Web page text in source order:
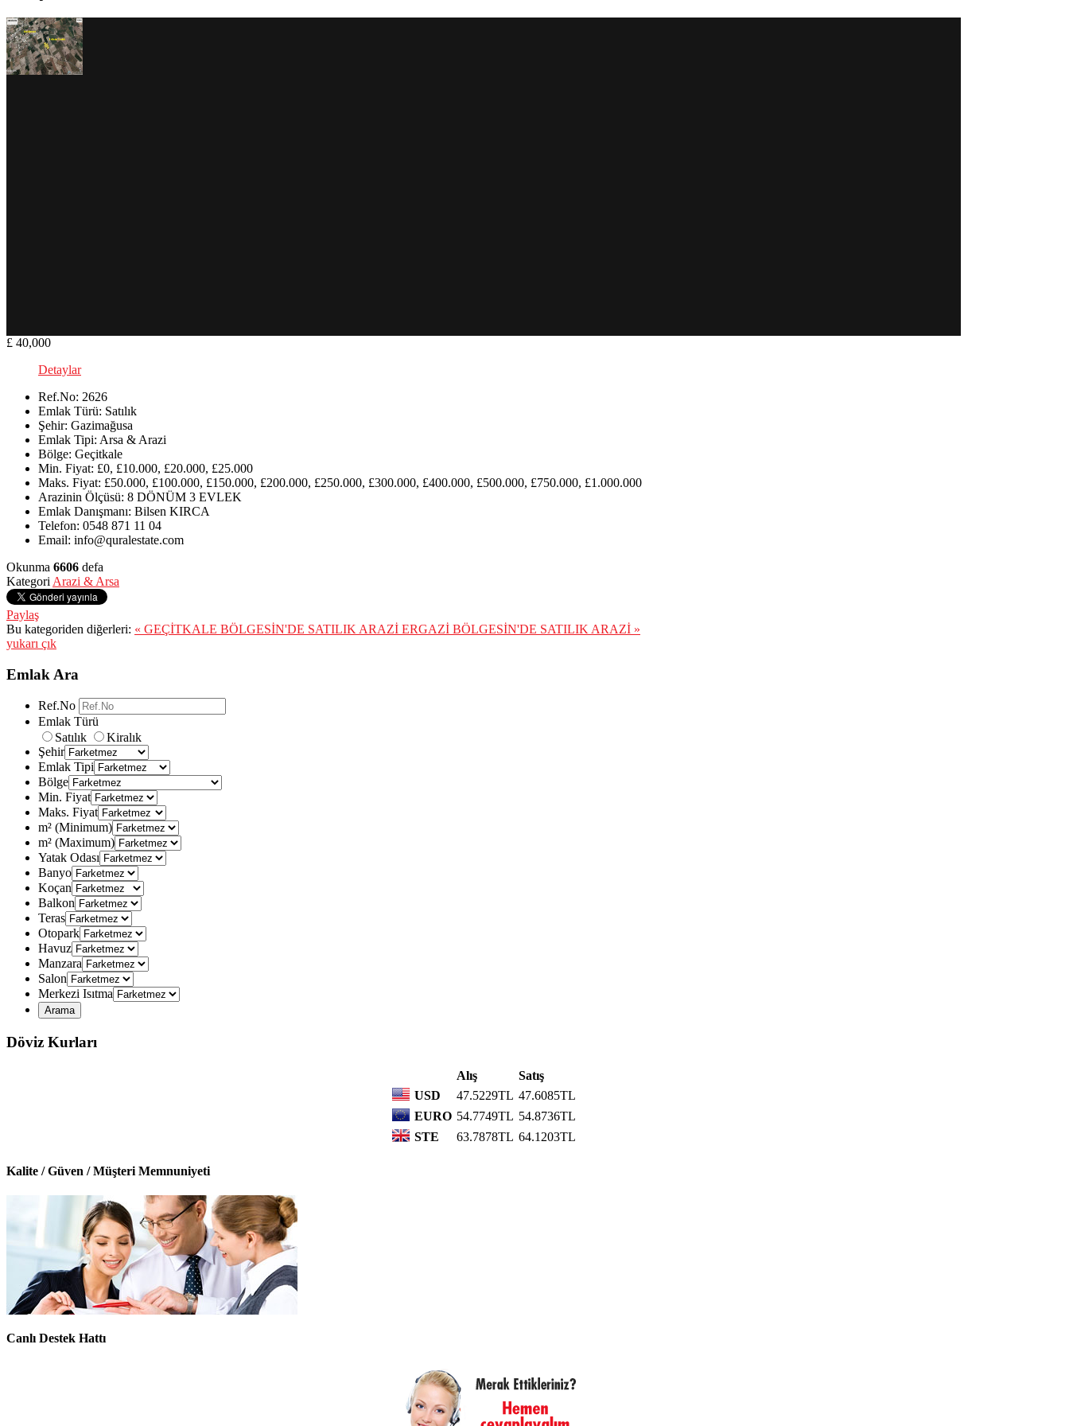
£ 40,000
Detaylar
Ref.No: 2626
Emlak Türü: Satılık
Şehir: Gazimağusa
Emlak Tipi: Arsa & Arazi
Bölge: Geçitkale
Min. Fiyat: £0, £10.000, £20.000, £25.000
Maks. Fiyat: £50.000, £100.000, £150.000, £200.000, £250.000, £300.000, £400.000, £500.000, £750.000, £1.000.000
Arazinin Ölçüsü: 8 DÖNÜM 3 EVLEK
Emlak Danışmanı: Bilsen KIRCA
Telefon: 0548 871 11 04
Email: info@quralestate.com
Okunma 6606 defa
Kategori Arazi & Arsa
Paylaş
Bu kategoriden diğerleri: « GEÇİTKALE BÖLGESİN'DE SATILIK ARAZİ ERGAZİ BÖLGESİN'DE SATILIK ARAZİ »
yukarı çık
Emlak Ara
Ref.No
Emlak Türü
Satılık
Kiralık
Şehir
Emlak Tipi
Bölge
Min. Fiyat
Maks. Fiyat
m² (Minimum)
m² (Maximum)
Yatak Odası
Banyo
Koçan
Balkon
Teras
Otopark
Havuz
Manzara
Salon
Merkezi Isıtma
Döviz Kurları
Alış
Satış
USD
47.5229TL 47.6085TL
EURO 54.7749TL 54.8736TL
STE
63.7878TL 64.1203TL
Kalite / Güven / Müşteri Memnuniyeti
Canlı Destek Hattı